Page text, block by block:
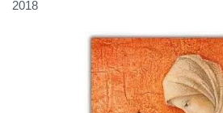
2018